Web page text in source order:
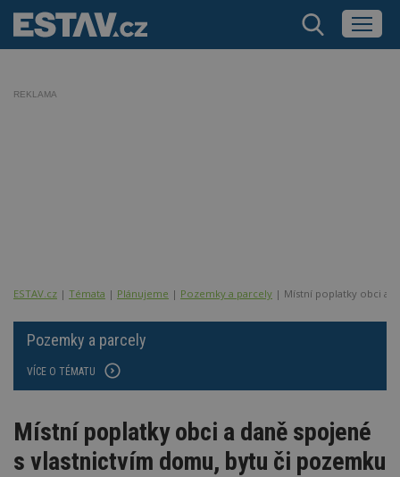
REKLAMA
ESTAV.cz Témata Plánujeme Pozemky a parcely Místní poplatky obci a
Pozemky a parcely
VÍCE O TÉMATU
Místní poplatky obci a daně spojené
s vlastnictvím domu, bytu či pozemku